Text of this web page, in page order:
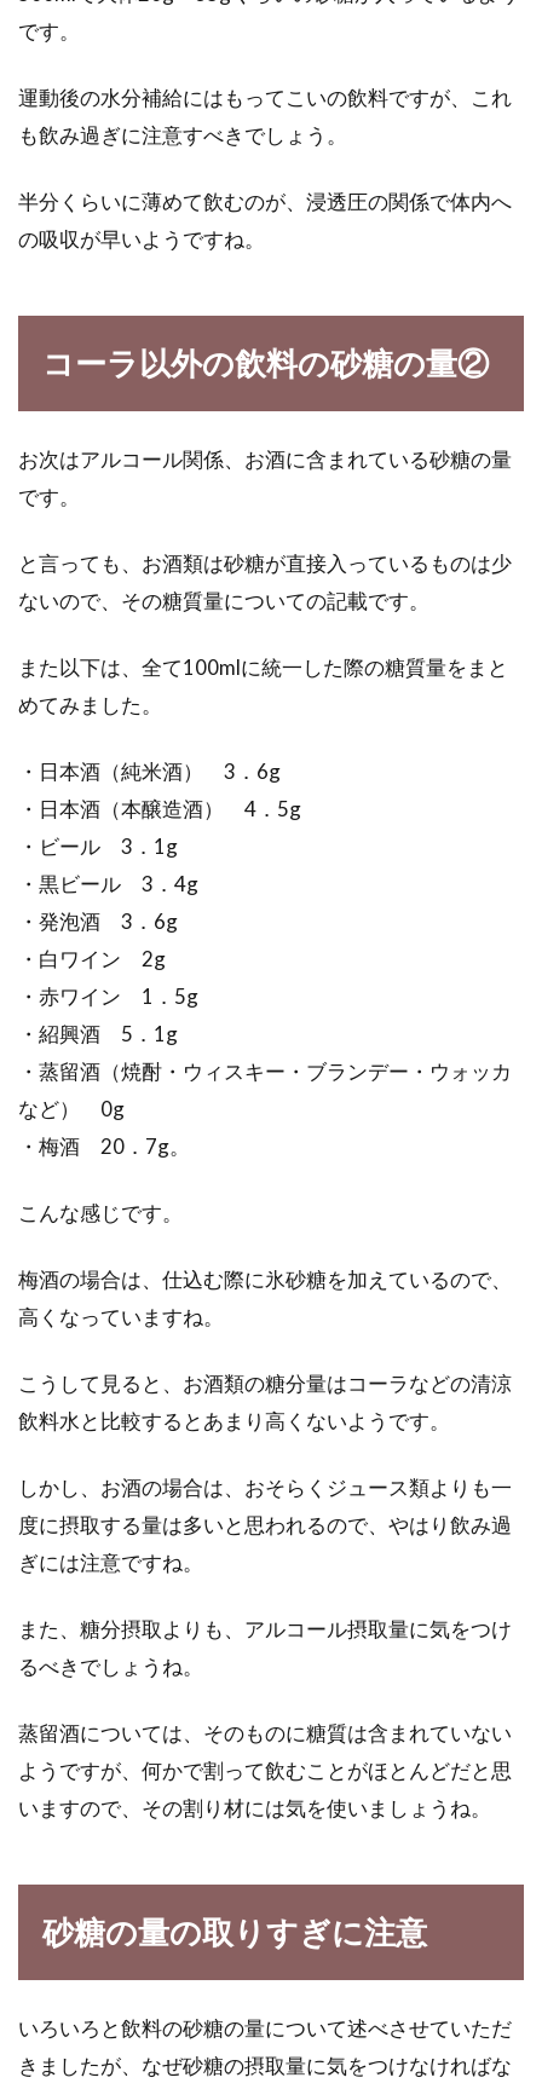
です。
運動後の水分補給にはもってこいの飲料ですが、これ
も飲み過ぎに注意すべきでしょう。
半分くらいに薄めて飲むのが、浸透圧の関係で体内へ
の吸収が早いようですね。
コーラ以外の飲料の砂糖の量②
お次はアルコール関係、お酒に含まれている砂糖の量
です。
と言っても、お酒類は砂糖が直接入っているものは少
ないので、その糖質量についての記載です。
また以下は、全て100mlに統一した際の糖質量をまと
めてみました。
・日本酒（純米酒） 3．6g
・日本酒（本醸造酒） 4．5g
・ビール 3．1g
・黒ビール 3．4g
・発泡酒 3．6g
・白ワイン 2g
・赤ワイン 1．5g
・紹興酒 5．1g
・蒸留酒（焼酎・ウィスキー・ブランデー・ウォッカ
など） 0g
・梅酒 20．7g。
こんな感じです。
梅酒の場合は、仕込む際に氷砂糖を加えているので、
高くなっていますね。
こうして見ると、お酒類の糖分量はコーラなどの清涼
飲料水と比較するとあまり高くないようです。
しかし、お酒の場合は、おそらくジュース類よりも一
度に摂取する量は多いと思われるので、やはり飲み過
ぎには注意ですね。
また、糖分摂取よりも、アルコール摂取量に気をつけ
るべきでしょうね。
蒸留酒については、そのものに糖質は含まれていない
ようですが、何かで割って飲むことがほとんどだと思
いますので、その割り材には気を使いましょうね。
砂糖の量の取りすぎに注意
いろいろと飲料の砂糖の量について述べさせていただ
きましたが、なぜ砂糖の摂取量に気をつけなければな